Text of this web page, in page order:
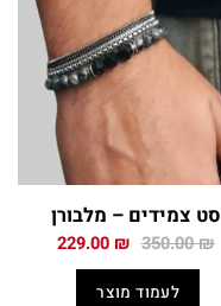
סט צמידים – מלבורן
350.00₪ המחיר
350.00 ₪.
229.00 ₪ המחיר
לעמוד מוצר